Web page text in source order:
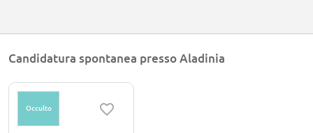
Candidatura spontanea presso Aladinia
Occulto